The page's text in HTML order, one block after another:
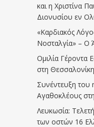
και η Χριστίνα
Διονυσίου εν
«Καρδιακός
Νοσταλγία» – Ο
Ομιλία Γέροντα
στη Θεσσαλονίκη
Συνέντευξη
Αγαθοκλέους
Λευκωσία:
των οστών 16